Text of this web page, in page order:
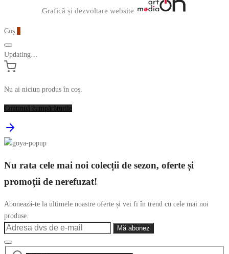
Graficã și dezvoltare website
Coș
Updating…
Nu ai niciun produs în coș.
Continuă cumpărăturile
Nu rata cele mai noi colecții de sezon, oferte și
promoții de nerefuzat!
Abonează-te la ultimele noastre oferte și vei fi în trend cu cele mai noi
produse.
Caută